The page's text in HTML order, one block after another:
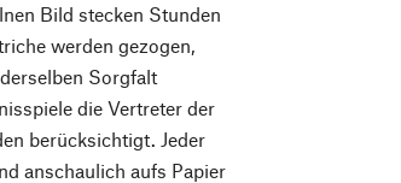
Bild stecken Stunden
werden gezogen,
Sorgfalt
die Vertreter der
berücksichtigt. Jeder
anschaulich aufs Papier